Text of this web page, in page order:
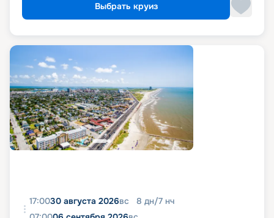
Выбрать круиз
17:0030 августа 2026вс 8 дн/7 нч